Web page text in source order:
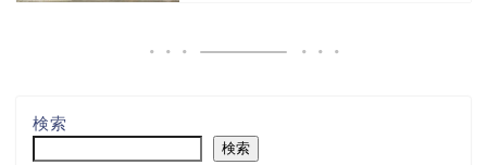
検索
検索